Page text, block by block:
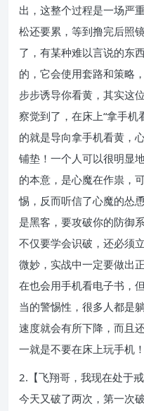
出，这整个过程是一场严
松还要累，等到撸完后照
了，有某种难以言说的东
的，它会使用套路和策略
步步诱导你看黄，其实这
察觉到了，在床上“拿手机
的就是导向拿手机看黄，
铺垫！一个人可以很明显
的本意，是心魔在作祟，
惕，反而听信了心魔的怂
是黑客，要攻破你的防御
不仅要学会识破，还必须
微妙，实战中一定要做出
在也会用手机看电子书，
当的警惕性，很多人都是
速度就会有所下降，而且
一就是不要在床上玩手机
2.【飞翔哥，我现在处于
今天又破了两次，第一次